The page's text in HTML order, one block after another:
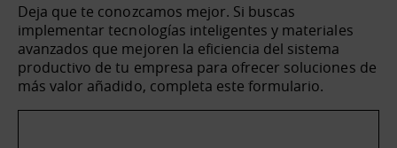
Deja que te conozcamos mejor. Si buscas
implementar tecnologías inteligentes y materiales
avanzados que mejoren la eficiencia del sistema
productivo de tu empresa para ofrecer soluciones de
más valor añadido, completa este formulario.